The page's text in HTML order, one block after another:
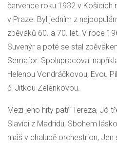
července roku 1932 v Košicích
v Praze. Byl jedním z
zpěváků 60. a 70. let. V roce
Suvenýr a poté se stal
Semafor. Spolupracoval
Helenou Vondráčkovou, Evou
či Jitkou Zelenkovou.
Mezi jeho hity patří Tereza, Jó
Slavíci z Madridu, Sbohem
máš v chalupě orchestrion, Jen